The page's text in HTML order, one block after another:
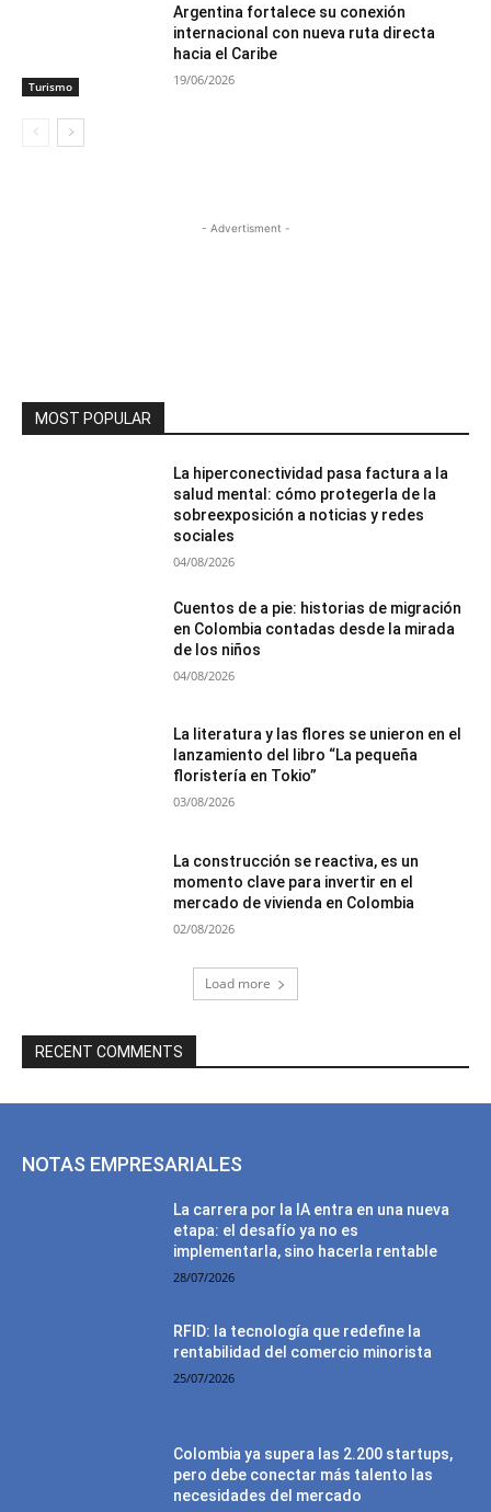
Turismo
Argentina fortalece su conexión
internacional con nueva ruta directa
hacia el Caribe
19/06/2026
- Advertisment -
MOST POPULAR
La hiperconectividad pasa factura a la
salud mental: cómo protegerla de la
sobreexposición a noticias y redes
sociales
04/08/2026
Cuentos de a pie: historias de migración
en Colombia contadas desde la mirada
de los niños
04/08/2026
La literatura y las flores se unieron en el
lanzamiento del libro “La pequeña
floristería en Tokio”
03/08/2026
La construcción se reactiva, es un
momento clave para invertir en el
mercado de vivienda en Colombia
02/08/2026
Load more
RECENT COMMENTS
NOTAS EMPRESARIALES
La carrera por la IA entra en una nueva
etapa: el desafío ya no es
implementarla, sino hacerla rentable
28/07/2026
RFID: la tecnología que redefine la
rentabilidad del comercio minorista
25/07/2026
Colombia ya supera las 2.200 startups,
pero debe conectar más talento las
necesidades del mercado